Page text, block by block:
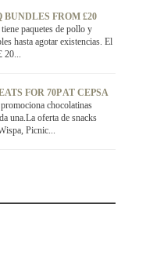
FROM £20
paquetes de pollo y
hasta agotar existencias. El
20...
FOR 70P AT CEPSA
chocolatinas
una.La oferta de snacks
Picnic...